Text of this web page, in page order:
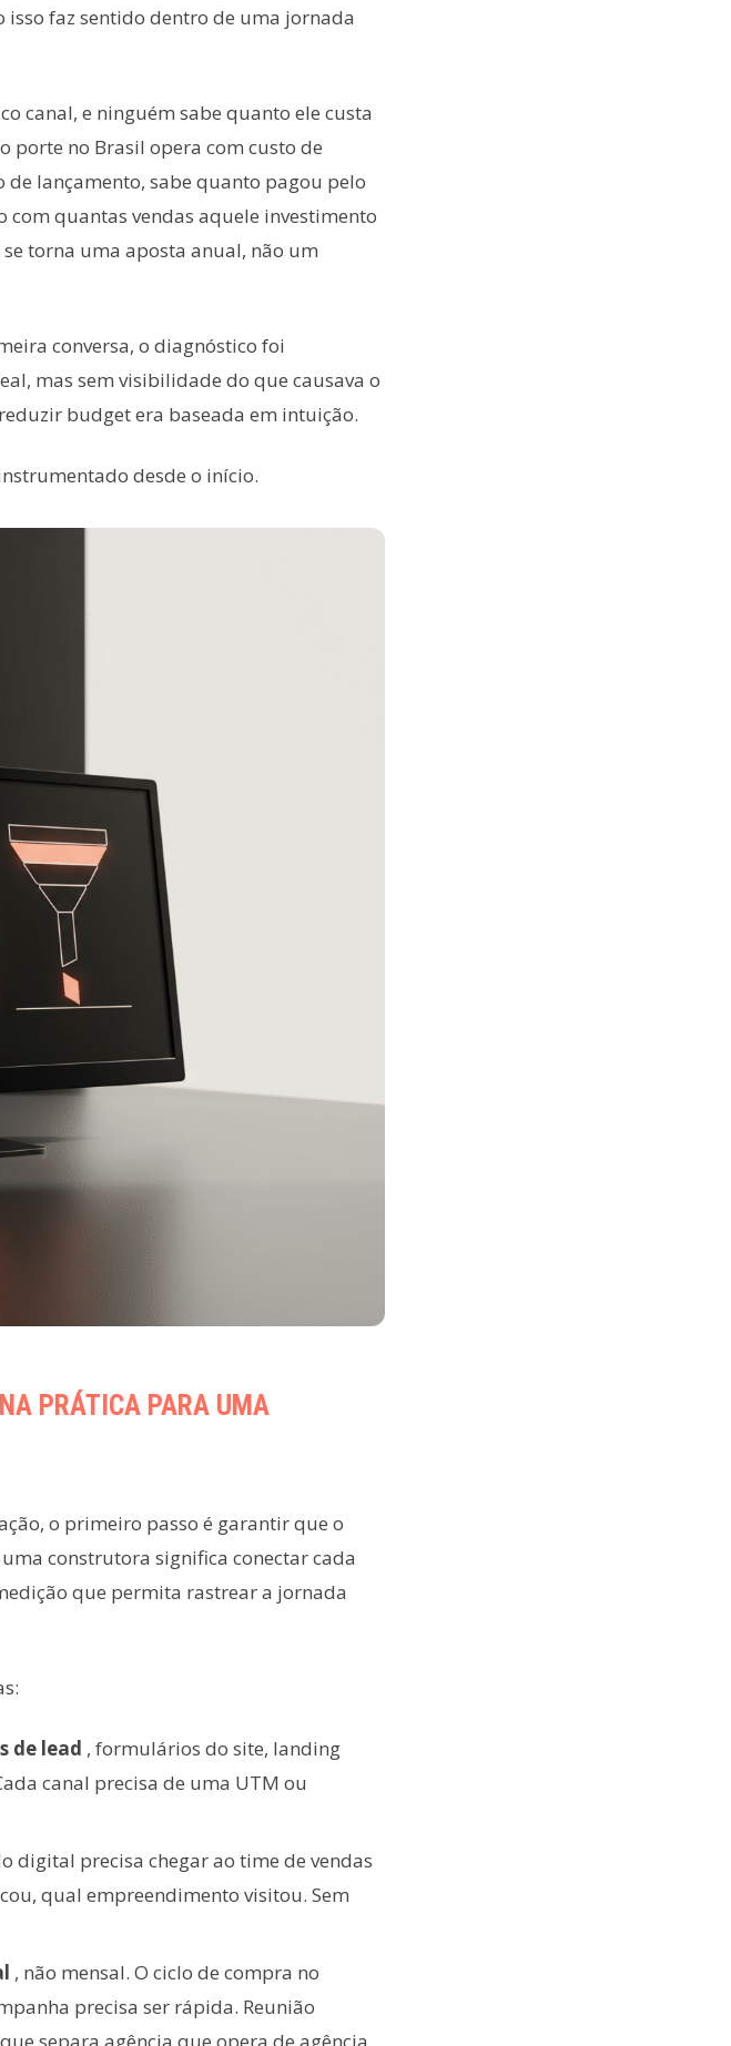
faz sentido dentro de uma jornada
canal, e ninguém sabe quanto ele custa
porte no Brasil opera com custo de
lançamento, sabe quanto pagou pelo
com quantas vendas aquele investimento
torna uma aposta anual, não um
conversa, o diagnóstico foi
mas sem visibilidade do que causava o
budget era baseada em intuição.
desde o início.
PRÁTICA PARA UMA
o primeiro passo é garantir que o
construtora significa conectar cada
que permita rastrear a jornada
de lead , formulários do site, landing
canal precisa de uma UTM ou
digital precisa chegar ao time de vendas
qual empreendimento visitou. Sem
, não mensal. O ciclo de compra no
precisa ser rápida. Reunião